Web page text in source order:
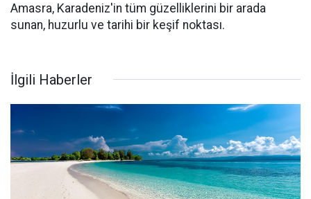
Amasra, Karadeniz'in tüm güzelliklerini bir arada
sunan, huzurlu ve tarihi bir keşif noktası.
İlgili Haberler